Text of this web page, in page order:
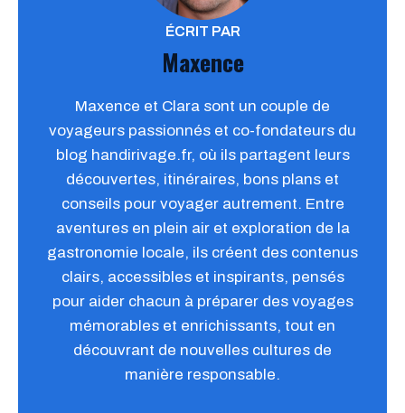
ÉCRIT PAR
Maxence
Maxence et Clara sont un couple de
voyageurs passionnés et co-fondateurs du
blog handirivage.fr, où ils partagent leurs
découvertes, itinéraires, bons plans et
conseils pour voyager autrement. Entre
aventures en plein air et exploration de la
gastronomie locale, ils créent des contenus
clairs, accessibles et inspirants, pensés
pour aider chacun à préparer des voyages
mémorables et enrichissants, tout en
découvrant de nouvelles cultures de
manière responsable.